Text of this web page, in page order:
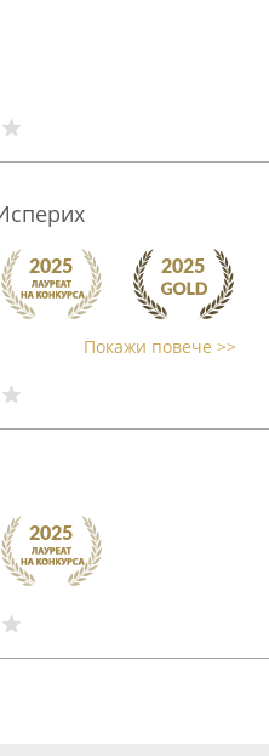
Покажи повече >>